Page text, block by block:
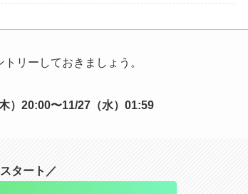
リーしておきましょう。
）20:00〜11/27（水）01:59
タート／